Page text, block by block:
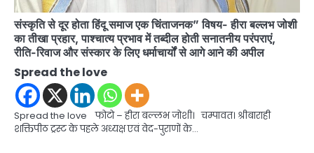
संस्कृति से दूर होता हिंदू समाज एक चिंताजनक” विषय- हीरा बल्लभ जोशी
का तीखा प्रहार, पाश्चात्य प्रभाव में तब्दील होती सनातनीय परंपराएं,
रीति-रिवाज और संस्कार के लिए धर्माचार्यों से आगे आने की अपील
Spread the love
Spread the love फोटो – हीरा बल्लभ जोशी। चम्पावत। श्रीबाराही
शक्तिपीठ ट्रस्ट के पहले अध्यक्ष एवं वेद-पुराणों के…